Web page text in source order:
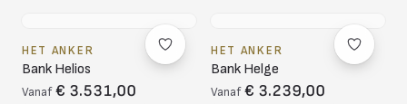
HET ANKER
Bank Helios
Vanaf € 3.531,00
HET ANKER
Bank Helge
Vanaf € 3.239,00